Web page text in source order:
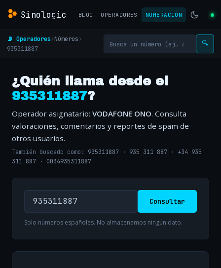
Sinologic BLOG OPERADORES NUMERACIÓN
📡 Operadores›Números›
935311887
🔍
¿Quién llama desde el
935311887?
Operador asignatario: VODAFONE ONO. Consulta
valoraciones, comentarios y reportes de spam de
otros usuarios.
También buscado como: 935311887 · 935 311 887 · +34 935
311 887 · 0034935311887
Consultar
Solo números españoles. No almacenamos ningún dato.